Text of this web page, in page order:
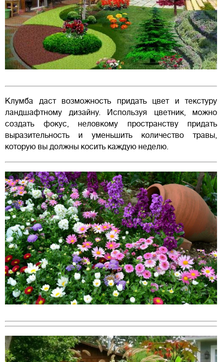
Клумба даст возможность придать цвет и текстуру
ландшафтному дизайну. Используя цветник, можно
создать фокус, неловкому пространству придать
выразительность и уменьшить количество травы,
которую вы должны косить каждую неделю.